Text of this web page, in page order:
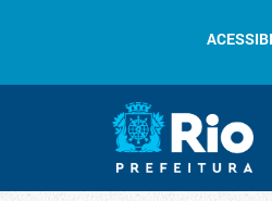
Navegação